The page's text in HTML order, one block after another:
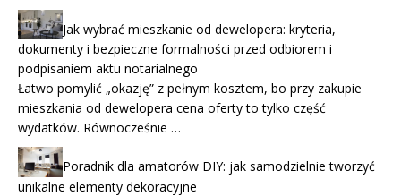
Jak wybrać mieszkanie od dewelopera: kryteria,
dokumenty i bezpieczne formalności przed odbiorem i
podpisaniem aktu notarialnego
Łatwo pomylić „okazję” z pełnym kosztem, bo przy zakupie
mieszkania od dewelopera cena oferty to tylko część
wydatków. Równocześnie …
Poradnik dla amatorów DIY: jak samodzielnie tworzyć
unikalne elementy dekoracyjne